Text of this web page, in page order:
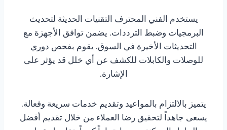
يستخدم الفني المحترف التقنيات الحديثة لتحديث
البرمجيات وضبط الترددات. يضمن توافق الأجهزة مع
التحديثات الأخيرة في السوق. يقوم بفحص دوري
للوصلات والكابلات للكشف عن أي خلل قد يؤثر على
الإشارة.
يتميز بالالتزام بالمواعيد وتقديم خدمات سريعة وفعالة.
يسعى جاهداً لتحقيق رضا العملاء من خلال تقديم أفضل